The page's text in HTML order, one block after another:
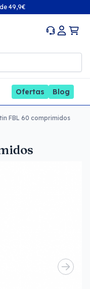
49,9€
Ofertas Blog
FBL 60 comprimidos